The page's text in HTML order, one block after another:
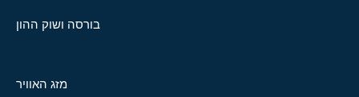
בורסה ושוק ההון
מזג האוויר